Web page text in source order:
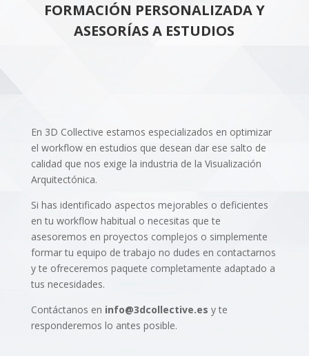
FORMACIÓN PERSONALIZADA Y
ASESORÍAS A ESTUDIOS
En 3D Collective estamos especializados en optimizar
el workflow en estudios que desean dar ese salto de
calidad que nos exige la industria de la Visualización
Arquitectónica.
Si has identificado aspectos mejorables o deficientes
en tu workflow habitual o necesitas que te
asesoremos en proyectos complejos o simplemente
formar tu equipo de trabajo no dudes en contactarnos
y te ofreceremos paquete completamente adaptado a
tus necesidades.
Contáctanos en info@3dcollective.es y te
responderemos lo antes posible.